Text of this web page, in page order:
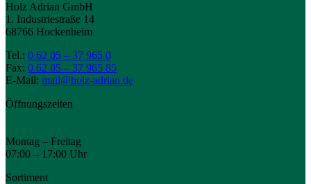
Holz Adrian GmbH
1. Industriestraße 14
68766 Hockenheim
Tel.: 0 62 05 – 37 965 0
Fax: 0 62 05 – 37 965 85
E-Mail: mail@holz-adrian.de
Öffnungszeiten
Montag – Freitag
07:00 – 17:00 Uhr
Sortiment